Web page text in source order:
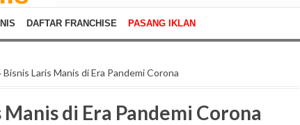
DAFTAR FRANCHISE PASANG IKLAN
Bisnis Laris Manis di Era Pandemi Corona
di Era Pandemi Corona